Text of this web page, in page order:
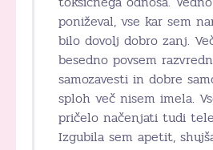
poniževal, vse kar sem
bilo dovolj dobro zanj.
besedno povsem
samozavesti in dobre
sploh več nisem imela.
pričelo načenjati tudi
Izgubila sem apetit,